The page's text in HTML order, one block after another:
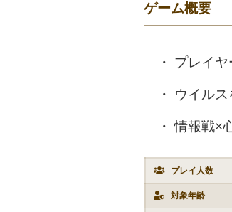
ゲーム概要
プレイ
ウイル
情報戦×
プレイ人数
対象年齢